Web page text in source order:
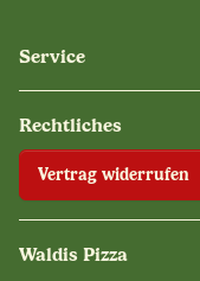
Service
Rechtliches
Vertrag widerrufen
Waldis Pizza